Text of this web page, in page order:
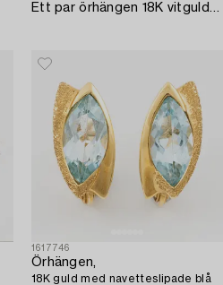
Ett par örhängen 18K vitguld med turmaliner och runda briljantslipade diamanter.
1617746
Örhängen,
18K guld med navetteslipade blå